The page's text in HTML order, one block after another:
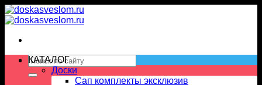
Skip
to
Искать:
КАТАЛОГ
Доски
Сап комплекты эксклюзив